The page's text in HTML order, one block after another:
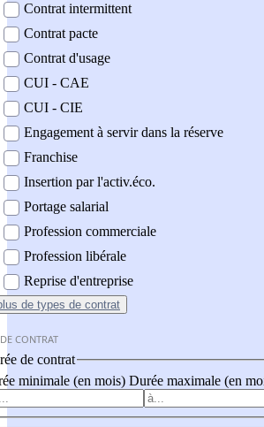
Contrat intermittent
Contrat pacte
Contrat d'usage
CUI - CAE
CUI - CIE
Engagement à servir dans la réserve
Franchise
Insertion par l'activ.éco.
Portage salarial
Profession commerciale
Profession libérale
Reprise d'entreprise
de types de contrat
CONTRAT
de contrat
minimale (en mois) Durée maximale (en